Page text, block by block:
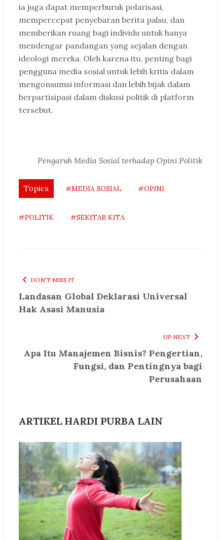
ia juga dapat memperburuk polarisasi,
mempercepat penyebaran berita palsu, dan
memberikan ruang bagi individu untuk hanya
mendengar pandangan yang sejalan dengan
ideologi mereka. Oleh karena itu, penting bagi
pengguna media sosial untuk lebih kritis dalam
mengonsumsi informasi dan lebih bijak dalam
berpartisipasi dalam diskusi politik di platform
tersebut.
Pengaruh Media Sosial terhadap Opini Politik
Topics #MEDIA SOSIAL #OPINI
#POLITIK #SEKITAR KITA
DON'T MISS IT
Landasan Global Deklarasi Universal
Hak Asasi Manusia
UP NEXT
Apa Itu Manajemen Bisnis? Pengertian,
Fungsi, dan Pentingnya bagi
Perusahaan
ARTIKEL HARDI PURBA LAIN